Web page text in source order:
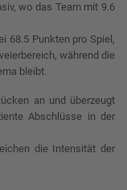
wo das Team mit 9.6
68.5 Punkten pro Spiel,
während die
bleibt.
an und überzeugt
Abschlüsse in der
die Intensität der